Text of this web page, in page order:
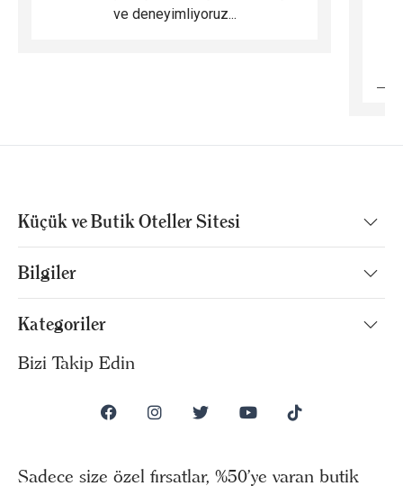
ve deneyimliyoruz...
Küçük ve Butik Oteller Sitesi
Bilgiler
Kategoriler
Bizi Takip Edin
Sadece size özel fırsatlar, %50’ye varan butik